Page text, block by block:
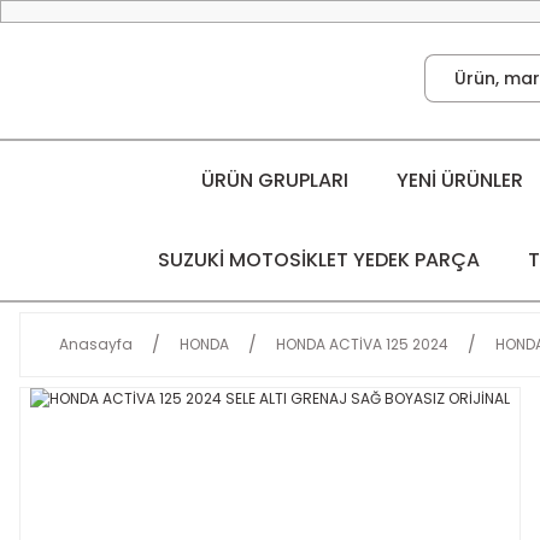
ÜRÜN GRUPLARI YENİ ÜRÜNLER
SUZUKİ MOTOSİKLET YEDEK PARÇA
Anasayfa HONDA HONDA ACTİVA 125 2024